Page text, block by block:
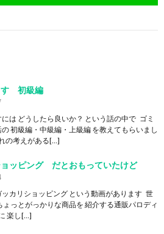
す 初級編
は どうしたら良いか？ という話の中で ゴミ
初級編・中級編・上級編 を教えてもらいまし
の考えがある[…]
ッピング だとおもっていたけど
ッカリショッピング という動画があります 世
ょっとがっかりな商品を 紹介する通販パロディ
楽し[…]